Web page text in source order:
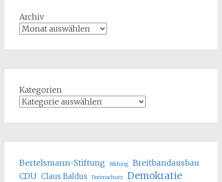
Archiv
Kategorien
Bertelsmann-Stiftung Bildung
Breitbandausbau
CDU Claus Baldus Datenschutz Demokratie